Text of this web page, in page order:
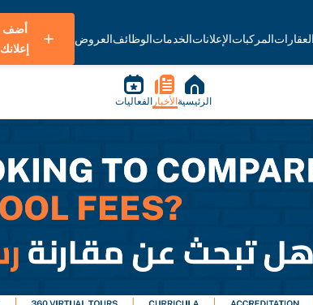
العقاراتالمركباتالإعلاناتالخدماتالوظائفالعروض
أضف
إعلانك
الرئيسية الأخبار الفعاليات